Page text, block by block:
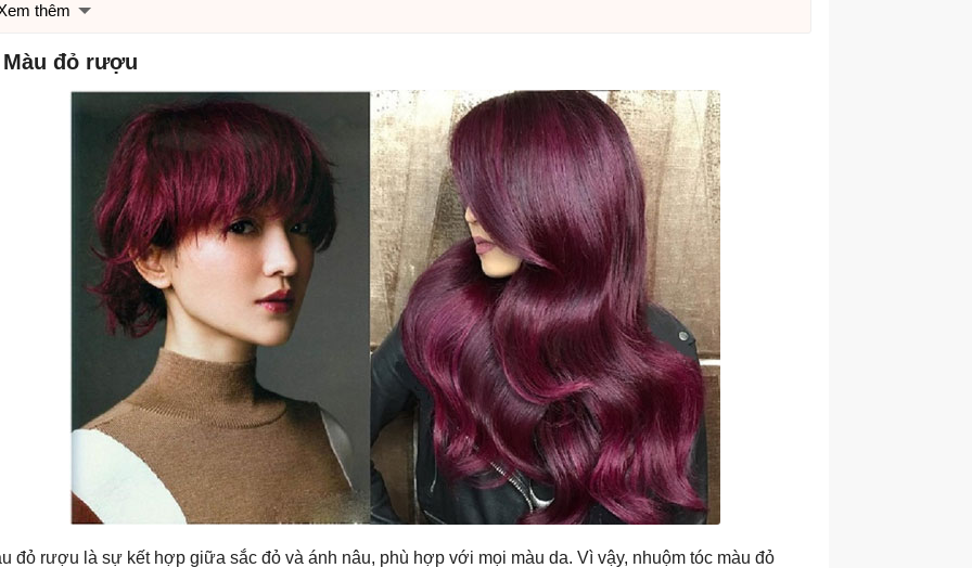
thêm
Màu đỏ rượu
đỏ rượu là sự kết hợp giữa sắc đỏ và ánh nâu, phù hợp với mọi màu da. Vì vậy, nhuộm tóc màu đỏ